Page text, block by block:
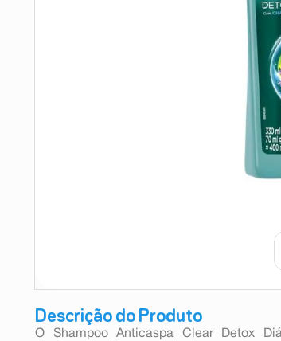
Descrição do Produto
O Shampoo Anticaspa Clear Detox
esmalte
absorvente